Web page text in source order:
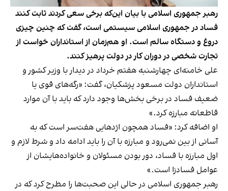
رهبر جمهوری اسلامی با بیان این‌که برخی سعی کردند ثابت کنند
فساد در جمهوری اسلامی سیستمی است، گفت که چنین چیزی
دروغ و دستگاه سالم است. او هم‌زمان از استانداران خواست از
تجارت شخصی در دوران کار در دولت پرهیز کنند.
علی خامنه‌ای چهارشنبه هفتم خرداد در دیدار با وزیر کشور و
استانداران دولت مسعود پزشکیان، گفت: «رگه‌های قوی یا
ضعیف فساد در برخی بخش‌ها وجود دارد که باید با آن موارد
قاطعانه مبارزه کرد.»
او اضافه کرد: «فساد همچون اژدهایی هفت‌سر است که به
آسانی از بین نمی‌رود و مبارزه با آن را باید ادامه داد و شرط لازم و
اول مبارزه با فساد، دور بودن مسئولان و خانواده‌هایشان از
عوامل فسادزا است.»
رهبر جمهوری اسلامی در حالی این صحبت‌ها را مطرح کرد که در